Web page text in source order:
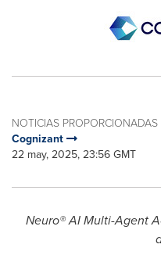
NOTICIAS PROPORCIONADAS
Cognizant
22 may, 2025, 23:56 GMT
Neuro® AI Multi-Agent